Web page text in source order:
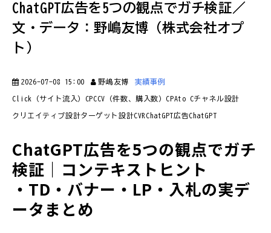
ChatGPT広告を5つの観点でガチ検証／
文・データ：野嶋友博（株式会社オプ
ト）
2026-07-08 15:00 野嶋友博 実績事例
Click（サイト流入） CPCCV（件数、購入数） CPAto Cチャネル設計
クリエイティブ設計ターゲット設計CVR ChatGPT広告ChatGPT
ChatGPT広告を5つの観点でガチ
検証｜コンテキストヒント
・TD・バナー・LP・入札の実デ
ータまとめ